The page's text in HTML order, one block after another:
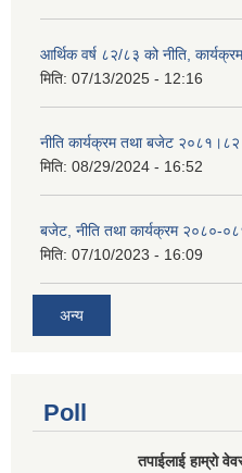
आर्थिक वर्ष ८२/८३ को नीति,
मिति: 07/13/2025 - 12:16
नीति कार्यक्रम तथा बजेट २०८१।८२
मिति: 08/29/2024 - 16:52
बजेट, नीति तथा कार्यक्रम २०८०-
मिति: 07/10/2023 - 16:09
अन्य
Poll
तपाईलाई हाम्रो